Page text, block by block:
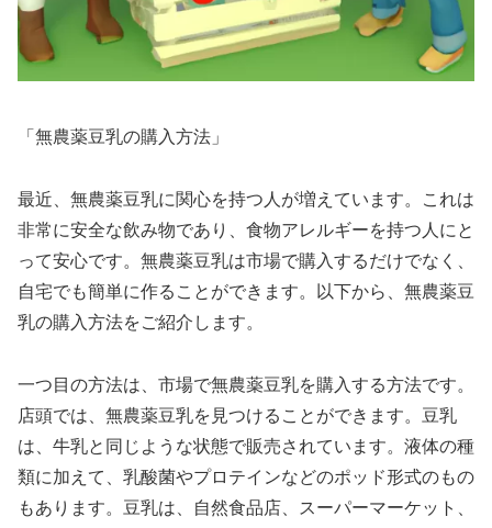
「無農薬豆乳の購入方法」
最近、無農薬豆乳に関心を持つ人が増えています。これは
非常に安全な飲み物であり、食物アレルギーを持つ人にと
って安心です。無農薬豆乳は市場で購入するだけでなく、
自宅でも簡単に作ることができます。以下から、無農薬豆
乳の購入方法をご紹介します。
一つ目の方法は、市場で無農薬豆乳を購入する方法です。
店頭では、無農薬豆乳を見つけることができます。豆乳
は、牛乳と同じような状態で販売されています。液体の種
類に加えて、乳酸菌やプロテインなどのポッド形式のもの
もあります。豆乳は、自然食品店、スーパーマーケット、